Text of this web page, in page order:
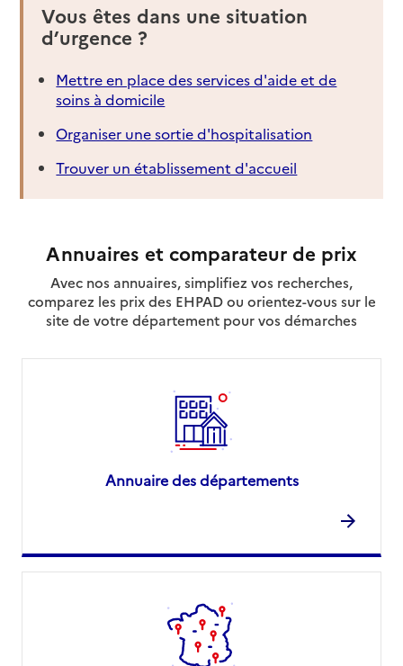
Vous êtes dans une situation
d’urgence ?
Mettre en place des services d'aide et de
soins à domicile
Organiser une sortie d'hospitalisation
Trouver un établissement d'accueil
Annuaires et comparateur de prix
Avec nos annuaires, simplifiez vos recherches,
comparez les prix des EHPAD ou orientez-vous sur le
site de votre département pour vos démarches
Annuaire des départements